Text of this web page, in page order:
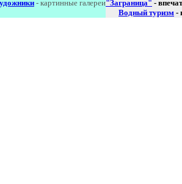
- картинные галереи"Заграница" -
Водный туризм -